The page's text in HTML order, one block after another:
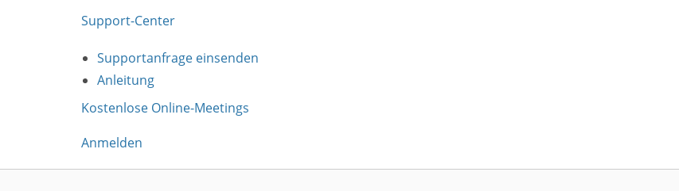
Support-Center
Supportanfrage einsenden
Anleitung
Kostenlose Online-Meetings
Anmelden